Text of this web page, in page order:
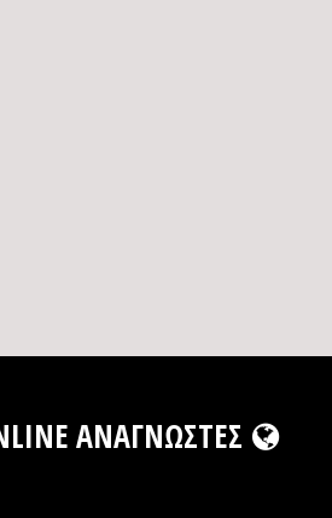
ΑΝΑΓΝΏΣΤΕΣ